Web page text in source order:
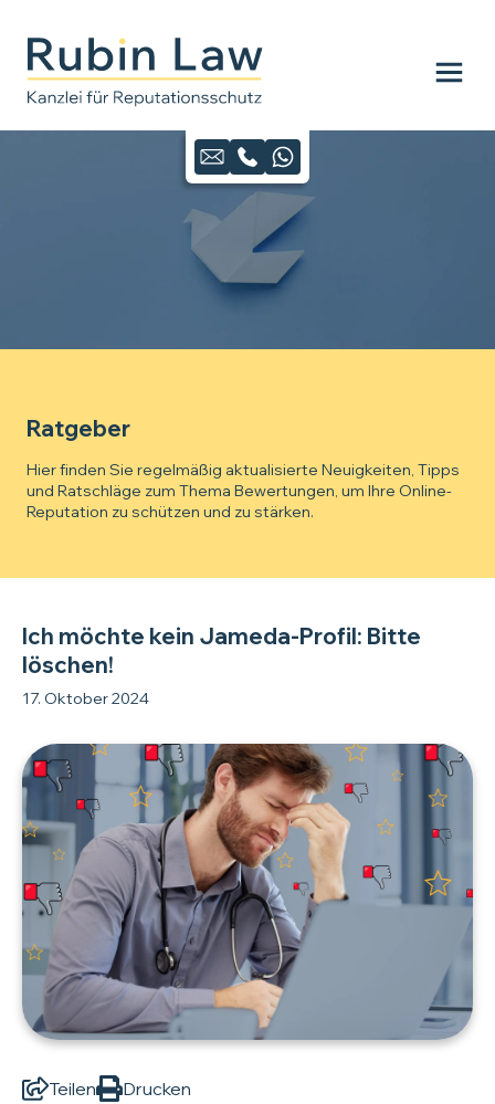
Ratgeber
Hier finden Sie regelmäßig aktualisierte Neuigkeiten, Tipps
und Ratschläge zum Thema Bewertungen, um Ihre Online-
Reputation zu schützen und zu stärken.
Ich möchte kein Jameda-Profil: Bitte
löschen!
17. Oktober 2024
Teilen Drucken